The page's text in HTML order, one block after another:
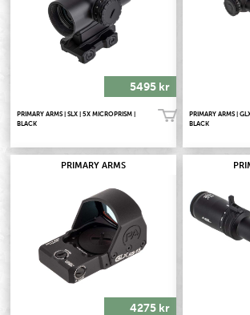
5495 kr
PRIMARY ARMS | SLX | 5X MICROPRISM |
BLACK
Köp!
PRIMARY ARMS |
BLACK
PRIMARY ARMS
4275 kr